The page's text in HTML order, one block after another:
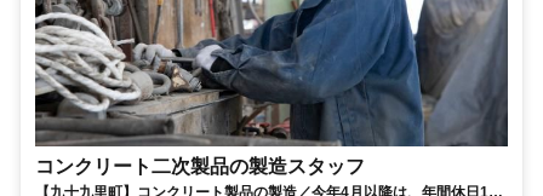
コンクリート二次製品の製造スタッフ
【九十九里町】コンクリート製品の製造／今年4月以降は、年間休日127